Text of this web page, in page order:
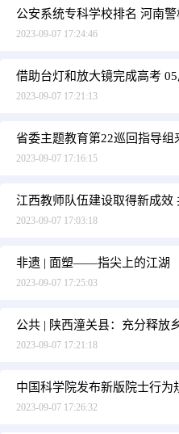
公安系统专科学校排名 河南
2023-09-07 17:24:46
借助台灯和放大镜完成高考
2023-09-07 17:21:13
省委主题教育第22巡回指导
2023-09-07 17:16:15
江西教师队伍建设取得新成效
2023-09-07 17:03:18
非遗 | 面塑——指尖上的江湖
2023-09-07 17:25:03
公共 | 陕西潼关县：充分释放
2023-09-07 17:21:18
中国科学院发布新版院士行为
2023-09-07 17:26:32